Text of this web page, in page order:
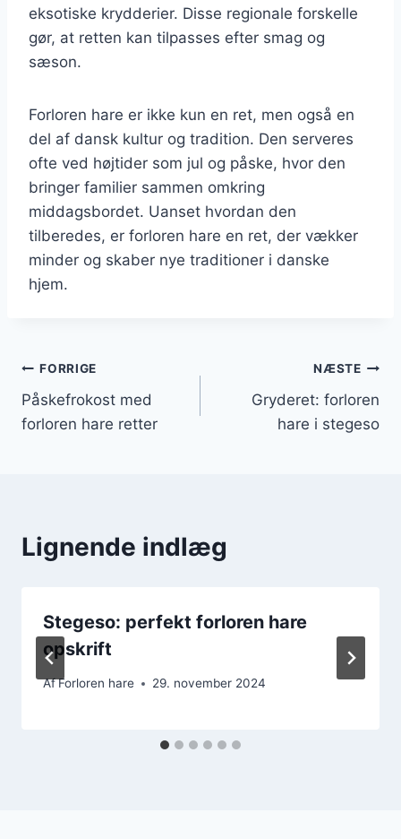
eksotiske krydderier. Disse regionale forskelle
gør, at retten kan tilpasses efter smag og
sæson.
Forloren hare er ikke kun en ret, men også en
del af dansk kultur og tradition. Den serveres
ofte ved højtider som jul og påske, hvor den
bringer familier sammen omkring
middagsbordet. Uanset hvordan den
tilberedes, er forloren hare en ret, der vækker
minder og skaber nye traditioner i danske
hjem.
Indlægsnavigation
FORRIGE
Påskefrokost med
forloren hare retter
NÆSTE
Gryderet: forloren
hare i stegeso
Lignende indlæg
Stegeso: perfekt forloren hare
opskrift
AfForloren hare 29. november 2024